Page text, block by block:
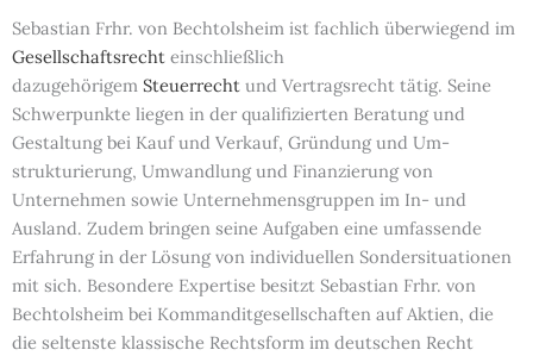
Sebastian Frhr. von Bechtolsheim ist fachlich überwiegend im
Gesell­schafts­recht einschließlich
dazugehörigem Steuerrecht und Vertrags­recht tätig. Seine
Schwerpunkte liegen in der qualifizierten Beratung und
Gestaltung bei Kauf und Verkauf, Gründung und Um­
strukturierung, Um­wandlung und Finanzierung von
Unternehmen sowie Unternehmens­gruppen im In- und
Ausland. Zudem bringen seine Aufgaben eine um­fassende
Erfahrung in der Lösung von individuellen Sonder­situationen
mit sich. Besondere Expertise besitzt Sebastian Frhr. von
Bechtolsheim bei Kommandit­gesellschaften auf Aktien, die
die seltenste klassische Rechtsform im deutschen Recht